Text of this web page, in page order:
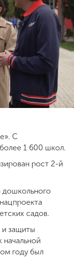
С
1 600 школ.
рост 2-й
садов.
защиты
начальной
году был